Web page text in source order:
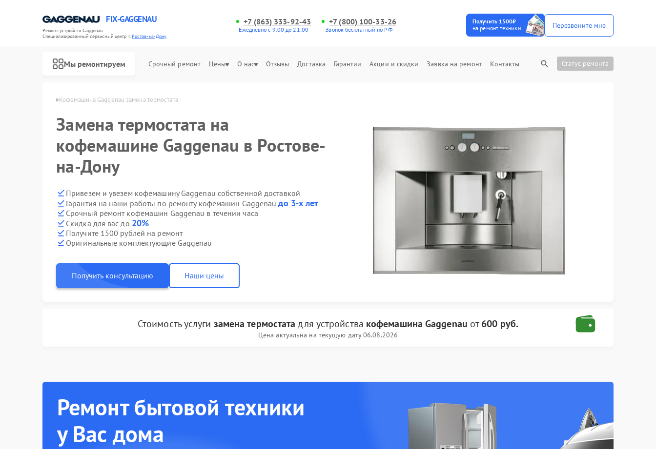
FIX-GAGGENAU
Ремонт устройств Gaggenau
Специализированный cервисный центр г.Ростов-на-Дону
+7 (863) 333-92-43
Ежедневно с 9:00 до 21:00
+7 (800) 100-33-26
Звонок бесплатный по РФ
Получить 1500₽
на ремонт техники
Перезвоните мне
Мы ремонтируем Срочный ремонт Цены О нас Отзывы Доставка Гарантии Акции и скидки Заявка на ремонт Контакты Статус ремонта
в Ростове-на-Дону Кофемашина Gaggenau замена термостата
Замена термостата на
кофемашине Gaggenau в Ростове-
на-Дону
Привезем и увезем кофемашину Gaggenau собственной доставкой
Гарантия на наши работы по ремонту кофемашин Gaggenauдо 3-х лет
Срочный ремонт кофемашин Gaggenau в течении часа
Скидка для вас до 20%
Получите 1500 рублей на ремонт
Оригинальные комплектующие Gaggenau
Получить консультацию Наши цены
Стоимость услуги замена термостата для устройства кофемашина Gaggenau от600 руб.
Цена актуальна на текущую дату 06.08.2026
Ремонт бытовой техники
у Вас дома